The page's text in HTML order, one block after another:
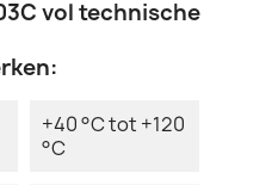
vol technische
+40 °C tot +120
°C